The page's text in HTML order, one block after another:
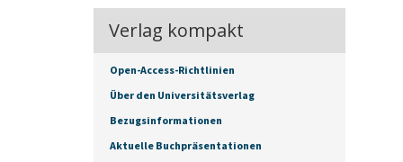
Verlag kompakt
Open-Access-Richtlinien
Über den Universitätsverlag
Bezugsinformationen
Aktuelle Buchpräsentationen